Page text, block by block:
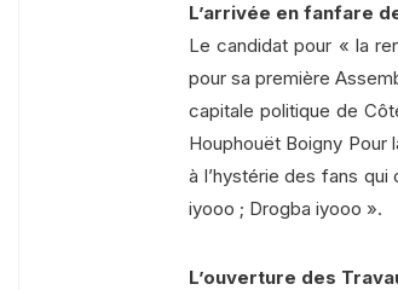
L’arrivée en fanfare
Le candidat pour « la
pour sa première
capitale politique de
Houphouët Boigny Pour
à l’hystérie des fans
iyooo ; Drogba iyooo ».
L’ouverture des